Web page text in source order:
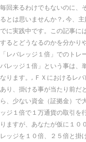
毎回来るわけでもないのに、
るとは思いませんか？, 今、
でに実践中です。この記事に
するとどうなるのかを分かり
「レバレッジ１倍」でのト
バレッジ１倍」という事は、
なります。, ＦＸにおけるレ
あり、掛ける事が当たり前だ
ら、少ない資金（証拠金）で
ッジ１倍で１万通貨の取引を
りますが、あなたが仮に１０
レッジを１０倍、２５倍と掛